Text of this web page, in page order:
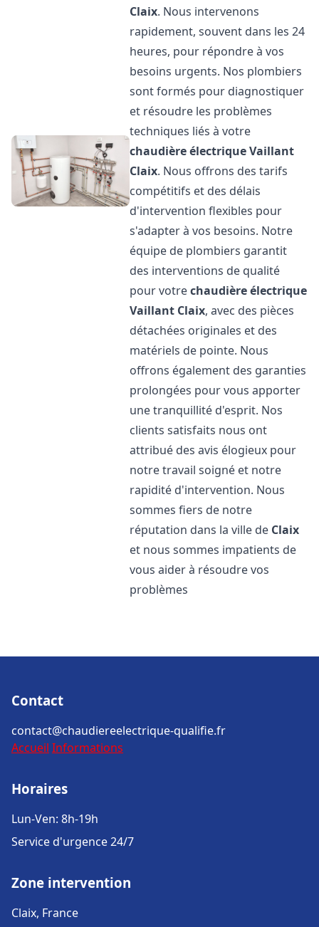
Claix. Nous intervenons
rapidement, souvent dans les 24
heures, pour répondre à vos
besoins urgents. Nos plombiers
sont formés pour diagnostiquer
et résoudre les problèmes
techniques liés à votre
chaudière électrique Vaillant
Claix. Nous offrons des tarifs
compétitifs et des délais
d'intervention flexibles pour
s'adapter à vos besoins. Notre
équipe de plombiers garantit
des interventions de qualité
pour votrechaudière électrique
Vaillant Claix, avec des pièces
détachées originales et des
matériels de pointe. Nous
offrons également des garanties
prolongées pour vous apporter
une tranquillité d'esprit. Nos
clients satisfaits nous ont
attribué des avis élogieux pour
notre travail soigné et notre
rapidité d'intervention. Nous
sommes fiers de notre
réputation dans la ville de Claix
et nous sommes impatients de
vous aider à résoudre vos
problèmes
Contact
contact@chaudiereelectrique-qualifie.fr
Accueil Informations
Horaires
Lun-Ven: 8h-19h
Service d'urgence 24/7
Zone intervention
Claix, France